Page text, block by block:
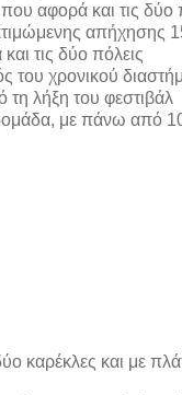
αφορά και τις δύο
απήχησης
τις δύο πόλεις
του χρονικού
λήξη του φεστιβάλ
με πάνω από
καρέκλες και με